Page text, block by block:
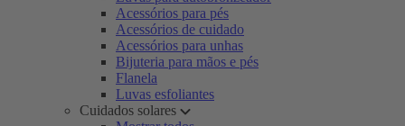
Acessórios para pés
Acessórios de cuidado
Acessórios para unhas
Bijuteria para mãos e pés
Flanela
Luvas esfoliantes
Cuidados solares